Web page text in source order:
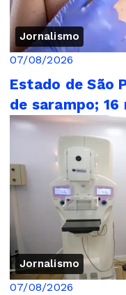
Jornalismo
07/08/2026
Estado de São
de sarampo;
Jornalismo
07/08/2026